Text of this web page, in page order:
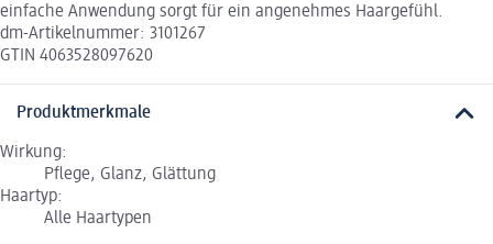
einfache Anwendung sorgt für ein angenehmes Haargefühl.
dm-Artikelnummer: 3101267
GTIN 4063528097620
Produktmerkmale
Wirkung:
Pflege, Glanz, Glättung
Haartyp:
Alle Haartypen